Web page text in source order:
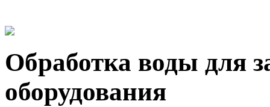
Обработка воды для
оборудования